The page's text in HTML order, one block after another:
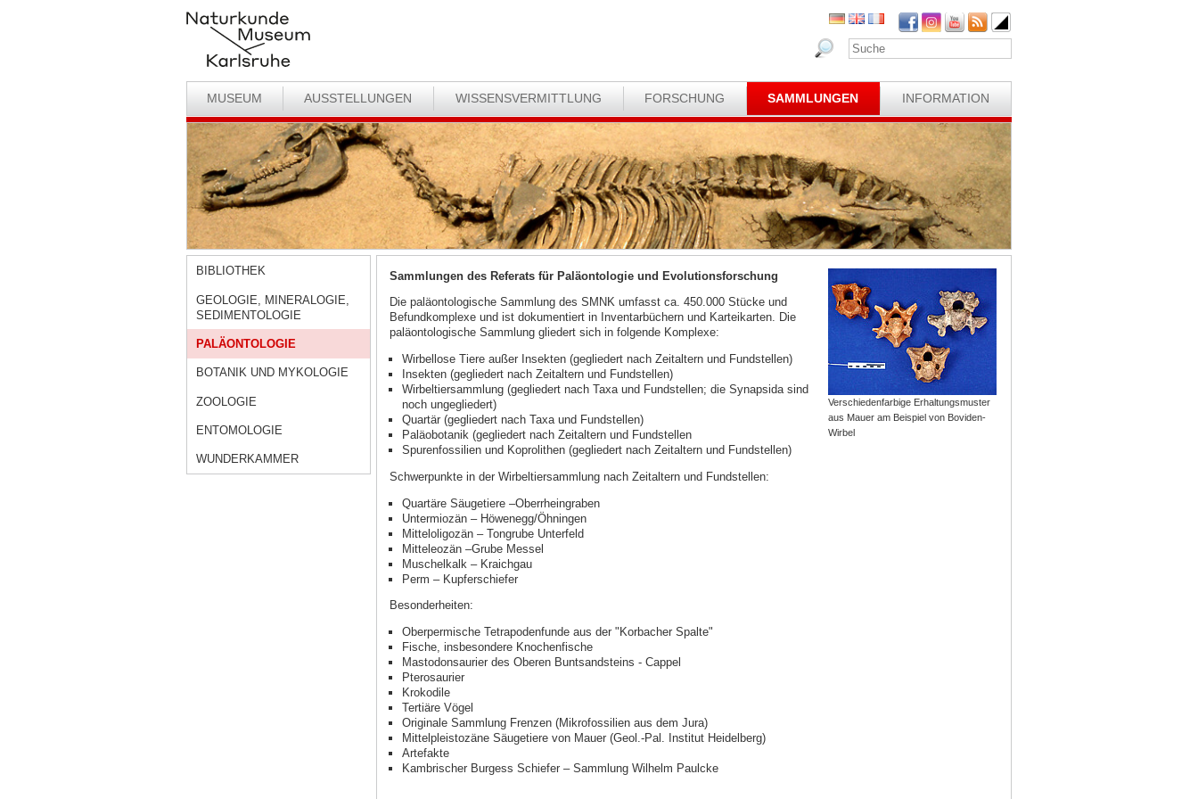
MUSEUM AUSSTELLUNGEN WISSENSVERMITTLUNG FORSCHUNG SAMMLUNGEN INFORMATION
BIBLIOTHEK
GEOLOGIE, MINERALOGIE,
SEDIMENTOLOGIE
PALÄONTOLOGIE
BOTANIK UND MYKOLOGIE
ZOOLOGIE
ENTOMOLOGIE
WUNDERKAMMER
Sammlungen des Referats für Paläontologie und Evolutionsforschung
Die paläontologische Sammlung des SMNK umfasst ca. 450.000 Stücke und
Befundkomplexe und ist dokumentiert in Inventarbüchern und Karteikarten. Die
paläontologische Sammlung gliedert sich in folgende Komplexe:
Wirbellose Tiere außer Insekten (gegliedert nach Zeitaltern und Fundstellen)
Insekten (gegliedert nach Zeitaltern und Fundstellen)
Wirbeltiersammlung (gegliedert nach Taxa und Fundstellen; die Synapsida sind
noch ungegliedert)
Quartär (gegliedert nach Taxa und Fundstellen)
Paläobotanik (gegliedert nach Zeitaltern und Fundstellen
Spurenfossilien und Koprolithen (gegliedert nach Zeitaltern und Fundstellen)
Schwerpunkte in der Wirbeltiersammlung nach Zeitaltern und Fundstellen:
Quartäre Säugetiere –Oberrheingraben
Untermiozän – Höwenegg/Öhningen
Mitteloligozän – Tongrube Unterfeld
Mitteleozän –Grube Messel
Muschelkalk – Kraichgau
Perm – Kupferschiefer
Besonderheiten:
Oberpermische Tetrapodenfunde aus der "Korbacher Spalte"
Fische, insbesondere Knochenfische
Mastodonsaurier des Oberen Buntsandsteins - Cappel
Pterosaurier
Krokodile
Tertiäre Vögel
Originale Sammlung Frenzen (Mikrofossilien aus dem Jura)
Mittelpleistozäne Säugetiere von Mauer (Geol.-Pal. Institut Heidelberg)
Artefakte
Kambrischer Burgess Schiefer – Sammlung Wilhelm Paulcke
Verschiedenfarbige Erhaltungsmuster
aus Mauer am Beispiel von Boviden-
Wirbel